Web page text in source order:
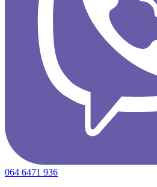
064 6471 936